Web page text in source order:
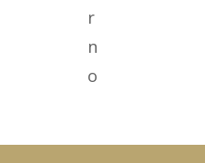
r
n
o